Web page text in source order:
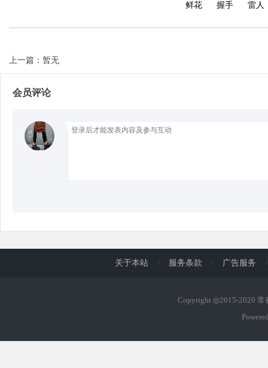
鲜花 握手 雷人
上一篇：暂无
会员评论
关于本站 / 服务条款 / 广告服务 /
Copyright ◎2015-2020 常